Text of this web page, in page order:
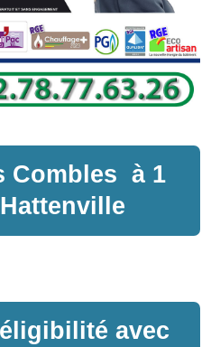
Combles à 1
Hattenville
avec